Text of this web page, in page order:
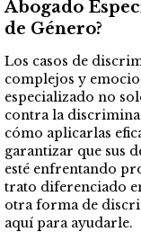
Abogado
de Género?
Los casos de
complejos y
especializado no
contra la
cómo aplicarlas
garantizar que sus
esté enfrentando
trato diferenciado
otra forma de
aquí para ayudarle.